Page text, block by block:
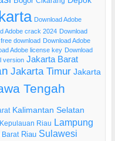
Download Adobe
Adobe crack 2024 Download
download Download Adobe
Adobe license key Download
version Jakarta Barat
Jakarta Timur Jakarta
Tengah
Kalimantan Selatan
Kepulauan Riau Lampung
Barat Riau Sulawesi